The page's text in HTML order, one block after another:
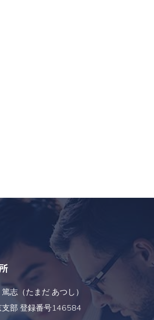
志（たまだ あつし）
部 登録番号146584